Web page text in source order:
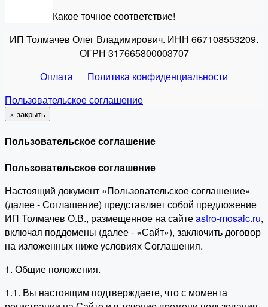
Какое точное соответствие!
ИП Толмачев Олег Владимирович. ИНН 667108553209.
ОГРН 317665800003707
Оплата
Политика конфиденциальности
Пользовательское соглашение
× закрыть
Пользовательское соглашение
Пользовательское соглашение
Настоящий документ «Пользовательское соглашение»
(далее - Соглашение) представляет собой предложение
ИП Толмачев О.В., размещенное на сайтеastro-mosaic.ru,
включая поддомены (далее - «Сайт»), заключить договор
на изложенных ниже условиях Соглашения.
1. Общие положения.
1.1. Вы настоящим подтверждаете, что с момента